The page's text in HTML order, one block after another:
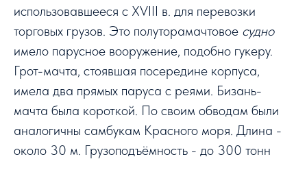
использовавшееся с XVIII в. для перевозки
торговых грузов. Это полуторамачтовое судно
имело парусное вооружение, подобно гукеру.
Грот-мачта, стоявшая посередине корпуса,
имела два прямых паруса с реями. Бизань-
мачта была короткой. По своим обводам были
аналогичны самбукам Красного моря. Длина -
около 30 м. Грузоподъёмность - до 300 тонн